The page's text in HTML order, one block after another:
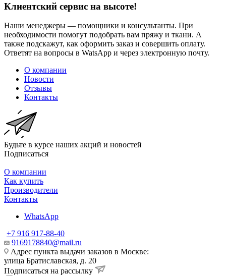
Клиентский сервис на высоте!
Наши менеджеры — помощники и консультанты. При
необходимости помогут подобрать вам пряжу и ткани. А
также подскажут, как оформить заказ и совершить оплату.
Ответят на вопросы в WatsApp и через электронную почту.
О компании
Новости
Отзывы
Контакты
Будьте в курсе наших акций и новостей
Подписаться
О компании
Как купить
Производители
Контакты
WhatsApp
+7 916 917-88-40
9169178840@mail.ru
Адрес пункта выдачи заказов в Москве:
улица Братиславская, д. 20
Подписаться на рассылку